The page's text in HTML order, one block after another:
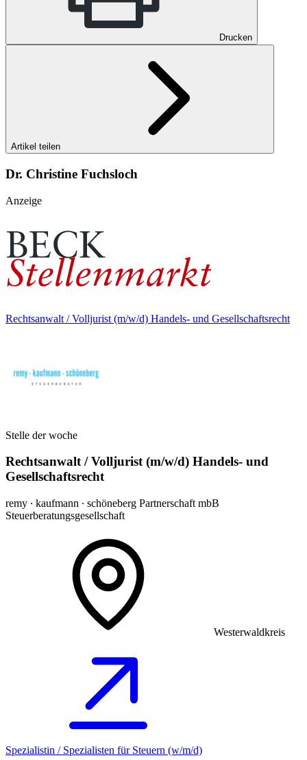
Drucken
Artikel teilen
Dr. Christine Fuchsloch
Anzeige
Rechtsanwalt / Volljurist (m/w/d) Handels- und Gesellschaftsrecht
Stelle der woche
Rechtsanwalt / Volljurist (m/w/d) Handels- und
Gesellschaftsrecht
remy ∙ kaufmann ∙ schöneberg Partnerschaft mbB
Steuerberatungsgesellschaft
Westerwaldkreis
Spezialistin / Spezialisten für Steuern (w/m/d)